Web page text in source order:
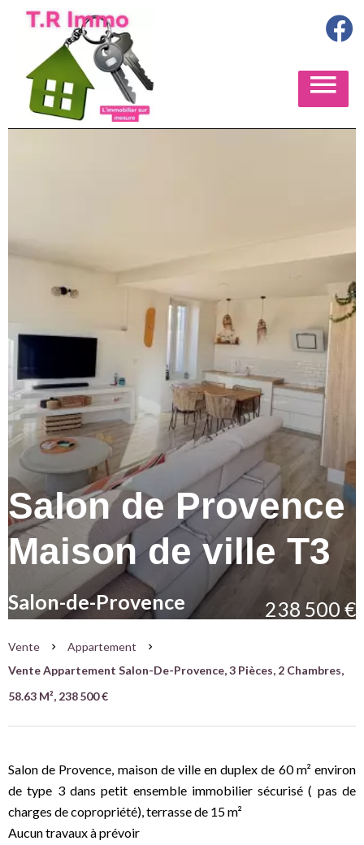
Salon de Provence
Maison de ville T3
Salon-de-Provence 238 500 €
Vente
Appartement
Vente Appartement Salon-De-Provence, 3 Pièces, 2 Chambres,
58.63 M², 238 500 €
Salon de Provence, maison de ville en duplex de 60 m² environ
de type 3 dans petit ensemble immobilier sécurisé ( pas de
charges de copropriété), terrasse de 15 m²
Aucun travaux à prévoir